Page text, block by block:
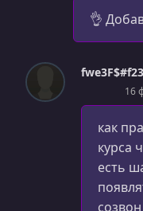
👌
16
как
курса
есть